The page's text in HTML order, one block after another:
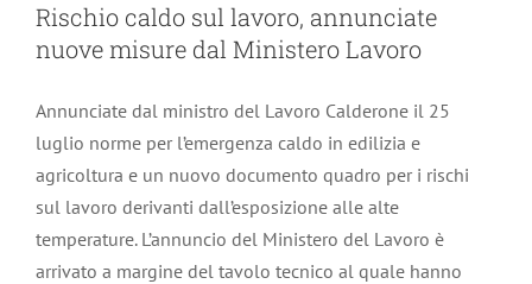
Rischio caldo sul lavoro, annunciate
nuove misure dal Ministero Lavoro
Annunciate dal ministro del Lavoro Calderone il 25
luglio norme per l’emergenza caldo in edilizia e
agricoltura e un nuovo documento quadro per i rischi
sul lavoro derivanti dall’esposizione alle alte
temperature. L’annuncio del Ministero del Lavoro è
arrivato a margine del tavolo tecnico al quale hanno